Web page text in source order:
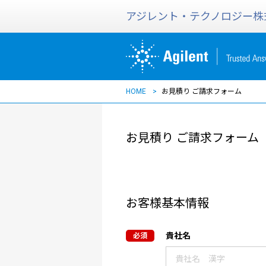
アジレント・テクノロジー
HOME お見積り ご請求フォーム
お見積り ご請求フォーム
お客様基本情報
貴社名